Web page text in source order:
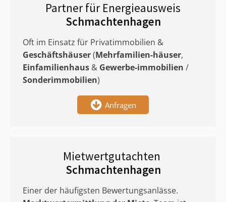
Partner für Energieausweis
Schmachtenhagen
Oft im Einsatz für Privatimmobilien &
Geschäftshäuser(Mehrfamilien-häuser,
Einfamilienhaus & Gewerbe-immobilien /
Sonderimmobilien)
Anfragen
Mietwertgutachten
Schmachtenhagen
Einer der häufigsten Bewertungsanlässe.